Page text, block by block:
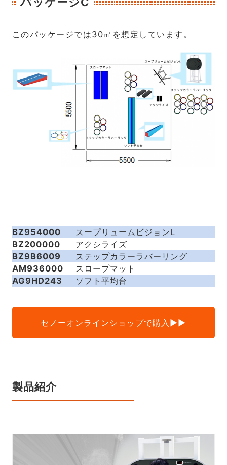
このパッケージでは30㎡を想定しています。
BZ954000
スープリュームビジョンL
BZ200000
アクシライズ
BZ9B6009
ステップカラーラバーリング
AM936000
スロープマット
AG9HD243
ソフト平均台
セノーオンラインショップで購入▶▶
製品紹介